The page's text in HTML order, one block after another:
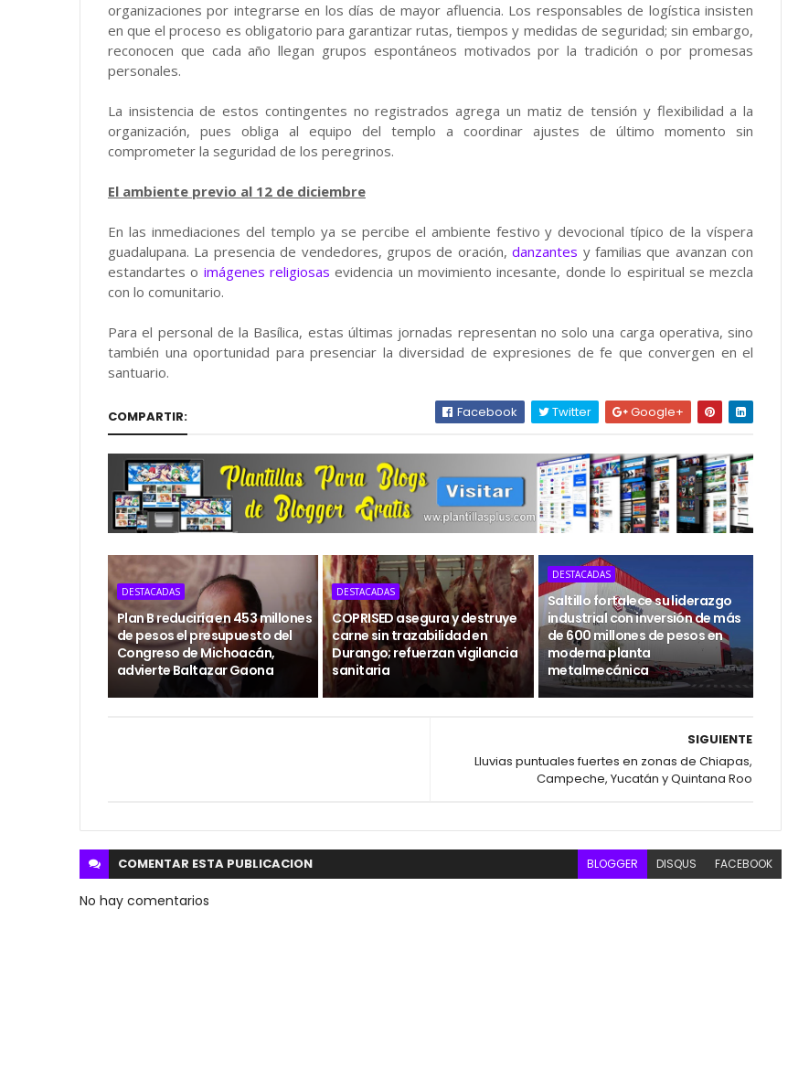
organizaciones por integrarse en los días de mayor afluencia. Los responsables de logística insisten
en que el proceso es obligatorio para garantizar rutas, tiempos y medidas de seguridad; sin embargo,
reconocen que cada año llegan grupos espontáneos motivados por la tradición o por promesas
personales.
La insistencia de estos contingentes no registrados agrega un matiz de tensión y flexibilidad a la
organización, pues obliga al equipo del templo a coordinar ajustes de último momento sin
comprometer la seguridad de los peregrinos.
El ambiente previo al 12 de diciembre
En las inmediaciones del templo ya se percibe el ambiente festivo y devocional típico de la víspera
guadalupana. La presencia de vendedores, grupos de oración,danzantes y familias que avanzan con
estandartes o imágenes religiosas evidencia un movimiento incesante, donde lo espiritual se mezcla
con lo comunitario.
Para el personal de la Basílica, estas últimas jornadas representan no solo una carga operativa, sino
también una oportunidad para presenciar la diversidad de expresiones de fe que convergen en el
santuario.
COMPARTIR: Facebook Twitter Google+
DESTACADAS
Plan B reduciría en 453 millones
de pesos el presupuesto del
Congreso de Michoacán,
advierte Baltazar Gaona
DESTACADAS
COPRISED asegura y destruye
carne sin trazabilidad en
Durango; refuerzan vigilancia
sanitaria
DESTACADAS
Saltillo fortalece su liderazgo
industrial con inversión de más
de 600 millones de pesos en
moderna planta
metalmecánica
SIGUIENTE
Lluvias puntuales fuertes en zonas de Chiapas,
Campeche, Yucatán y Quintana Roo
COMENTAR ESTA PUBLICACION BLOGGER DISQUS FACEBOOK
No hay comentarios